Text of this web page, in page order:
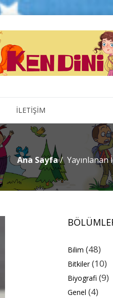
İLETİŞİM
Ana Sayfa
Bilim (48)
Bitkiler(10)
Biyografi (9)
Genel (4)